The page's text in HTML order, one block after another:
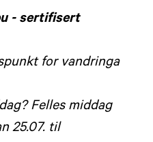
- sertifisert
for vandringa
Felles middag
25.07. til